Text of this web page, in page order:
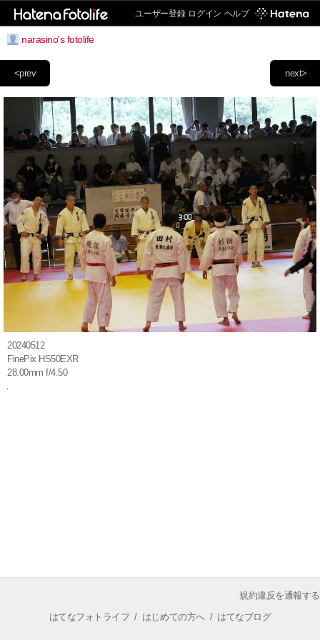
ユーザー登録 ログイン ヘルプ
narasino's fotolife
next>
<prev
20240512
FinePix HS50EXR
28.00mm f/4.50
規約違反を通報する
はてなフォトライフ / はじめての方へ/ はてなブログ